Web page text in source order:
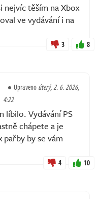
nejvíc těším na Xbox
ve vydávání i na
3 8
Upravenoúterý, 2. 6. 2026,
4:22
líbilo. Vydávání PS
chápete a je
by se vám
4 10